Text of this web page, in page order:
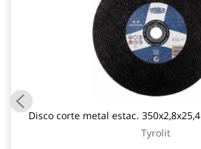
Disco corte metal estac.
Tyrolit